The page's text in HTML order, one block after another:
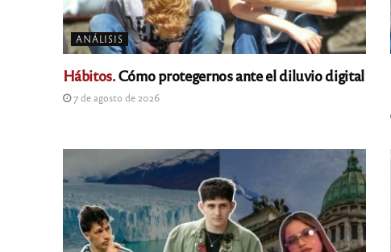
ANÁLISIS
Hábitos.Cómo protegernos ante el diluvio digital
7 de agosto de 2026